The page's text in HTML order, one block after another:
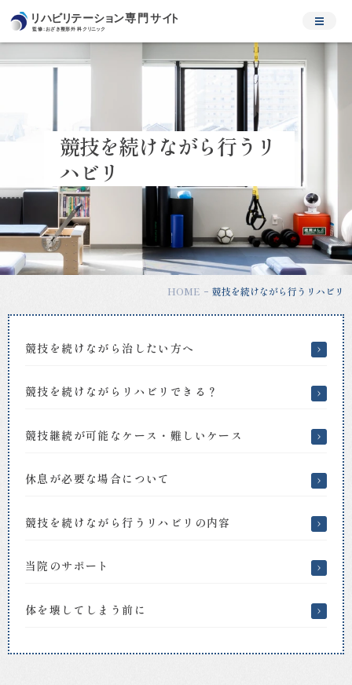
技
を
リ
ビ
リ
｜
松
市・
河
内
天
美
の
整
形
外
科、
リ
ハ
ビ
リ
テ
ー
シ
ョ
ン
科
｜
お
競技を続けながら行うリ
ハビリ
HOME 競技を続けながら行うリハビリ
競技を続けながら治したい方へ
競技を続けながらリハビリできる？
競技継続が可能なケース・難しいケース
休息が必要な場合について
競技を続けながら行うリハビリの内容
当院のサポート
体を壊してしまう前に